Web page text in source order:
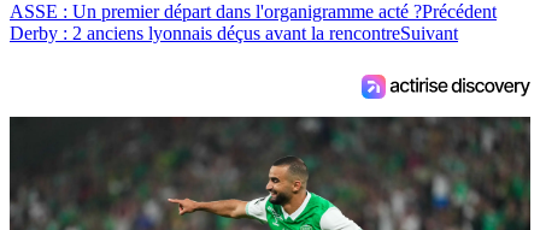
ASSE : Un premier départ dans l'organigramme acté ?Précédent
Derby : 2 anciens lyonnais déçus avant la rencontreSuivant